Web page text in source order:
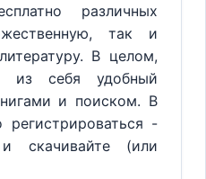
различных
так и
В целом,
из себя удобный
и поиском. В
регистрироваться -
скачивайте (или